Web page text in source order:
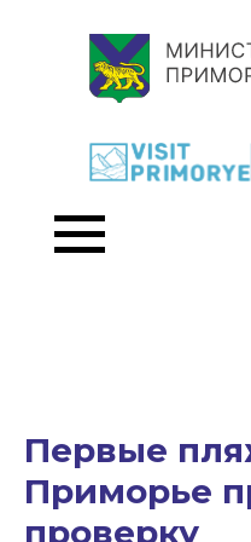
Первые
Приморье
проверку